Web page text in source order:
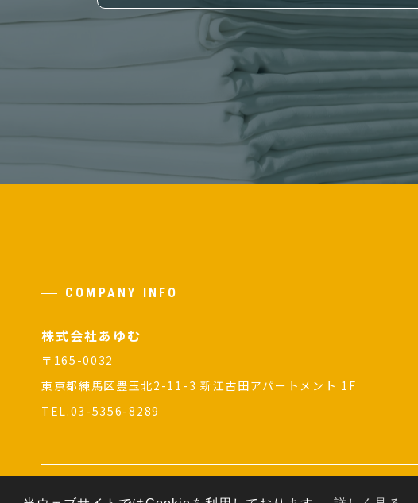
COMPANY INFO
株式会社あゆむ
〒165-0032
東京都練馬区豊玉北2-11-3 新江古田アパートメント 1F
TEL.03-5356-8289